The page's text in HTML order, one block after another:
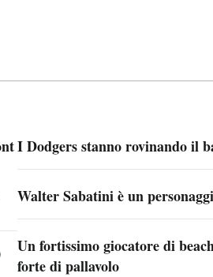
I Dodgers stanno rovinando il
Walter Sabatini è un
Un fortissimo giocatore di
forte di pallavolo